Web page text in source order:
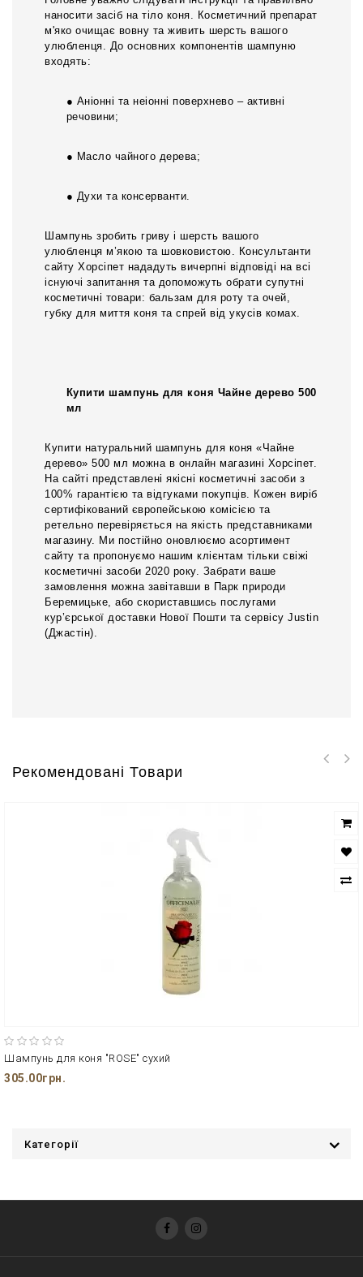
наносити засіб на тіло коня. Косметичний препарат
м'яко очищає вовну та живить шерсть вашого
улюбленця. До основних компонентів шампуню
входять:
● Аніонні та неіонні поверхнево – активні
речовини;
● Масло чайного дерева;
● Духи та консерванти.
Шампунь зробить гриву і шерсть вашого
улюбленця м’якою та шовковистою. Консультанти
сайту Хорсіпет нададуть вичерпні відповіді на всі
існуючі запитання та допоможуть обрати супутні
косметичні товари: бальзам для роту та очей,
губку для миття коня та спрей від укусів комах.
Купити шампунь для коня Чайне дерево 500
мл
Купити натуральний шампунь для коня «Чайне
дерево» 500 мл можна в онлайн магазині Хорсіпет.
На сайті представлені якісні косметичні засоби з
100% гарантією та відгуками покупців. Кожен виріб
сертифікований європейською комісією та
ретельно перевіряється на якість представниками
магазину. Ми постійно оновлюємо асортимент
сайту та пропонуємо нашим клієнтам тільки свіжі
косметичні засоби 2020 року. Забрати ваше
замовлення можна завітавши в Парк природи
Беремицьке, або скориставшись послугами
кур’єрської доставки Нової Пошти та сервісу Justin
(Джастін).
Рекомендовані Товари
Шампунь для коня "ROSE" сухий
305.00грн.
Категорії